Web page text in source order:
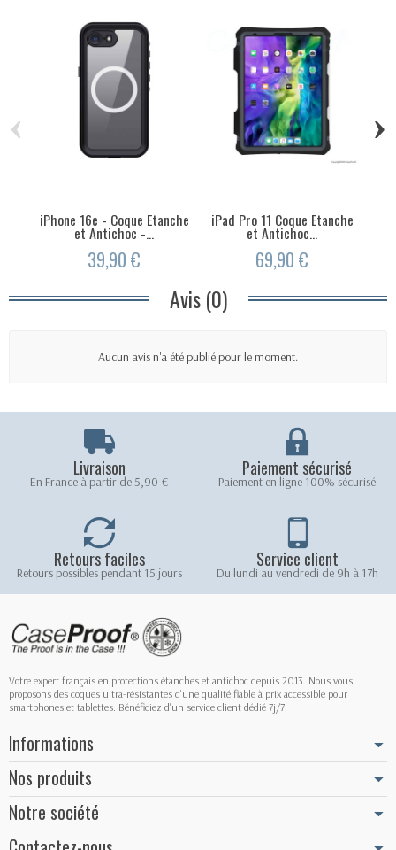
iPhone 16e - Coque Etanche
et Antichoc -...
39,90 €
iPad Pro 11 Coque Etanche
et Antichoc...
69,90 €
‹ ›
Avis (0)
Aucun avis n'a été publié pour le moment.
Livraison
En France à partir de 5,90 €
Paiement sécurisé
Paiement en ligne 100% sécurisé
Retours faciles
Retours possibles pendant 15 jours
Service client
Du lundi au vendredi de 9h à 17h
Votre expert français en protections étanches et antichoc depuis 2013. Nous vous
proposons des coques ultra-résistantes d'une qualité fiable à prix accessible pour
smartphones et tablettes. Bénéficiez d'un service client dédié 7j/7.
Informations
Nos produits
Notre société